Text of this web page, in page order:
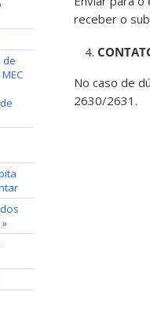
de
receber o
No caso de
2630/2631 .